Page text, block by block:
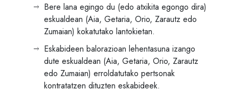
Bere lana egingo du (edo atxikita egongo dira)
eskualdean (Aia, Getaria, Orio, Zarautz edo
Zumaian) kokatutako lantokietan.
Eskabideen balorazioan lehentasuna izango
dute eskualdean (Aia, Getaria, Orio, Zarautz
edo Zumaian) erroldatutako pertsonak
kontratatzen dituzten eskabideek.